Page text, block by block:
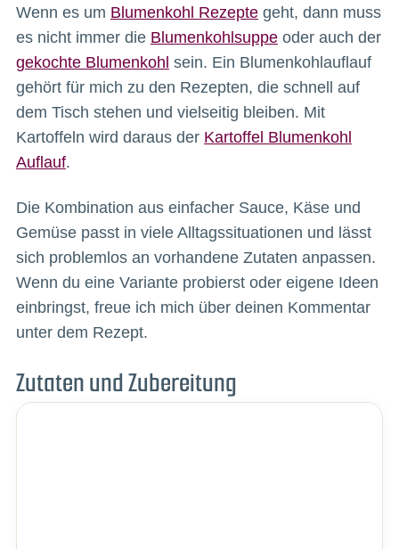
Wenn es um Blumenkohl Rezeptegeht, dann muss
es nicht immer die Blumenkohlsuppeoder auch der
gekochte Blumenkohl sein. Ein Blumenkohlauflauf
gehört für mich zu den Rezepten, die schnell auf
dem Tisch stehen und vielseitig bleiben. Mit
Kartoffeln wird daraus der Kartoffel Blumenkohl
Auflauf.
Die Kombination aus einfacher Sauce, Käse und
Gemüse passt in viele Alltagssituationen und lässt
sich problemlos an vorhandene Zutaten anpassen.
Wenn du eine Variante probierst oder eigene Ideen
einbringst, freue ich mich über deinen Kommentar
unter dem Rezept.
Zutaten und Zubereitung